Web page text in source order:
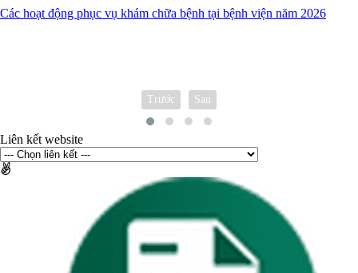
Các hoạt động phục vụ khám chữa bệnh tại bệnh viện năm 2026
Trước Sau
Liên kết website